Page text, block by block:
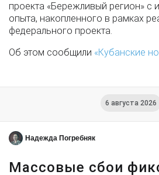
проекта «Бережливый регион» с
опыта, накопленного в рамках
федерального проекта.
Об этом сообщили «Кубанские
6 августа 2026
Надежда Погребняк
Массовые сбои